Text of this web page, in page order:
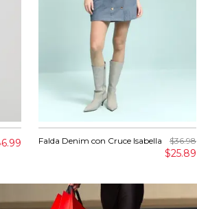
Falda Denim con Cruce Isabella $36.98
$25.89